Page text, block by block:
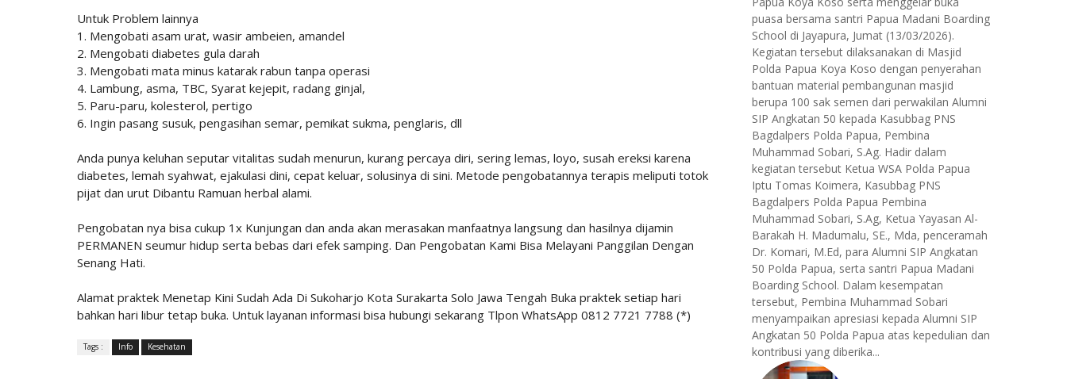
Untuk Problem lainnya
1. Mengobati asam urat, wasir ambeien, amandel
2. Mengobati diabetes gula darah
3. Mengobati mata minus katarak rabun tanpa operasi
4. Lambung, asma, TBC, Syarat kejepit, radang ginjal,
5. Paru-paru, kolesterol, pertigo
6. Ingin pasang susuk, pengasihan semar, pemikat sukma, penglaris, dll
Anda punya keluhan seputar vitalitas sudah menurun, kurang percaya diri, sering lemas, loyo, susah ereksi karena
diabetes, lemah syahwat, ejakulasi dini, cepat keluar, solusinya di sini. Metode pengobatannya terapis meliputi totok
pijat dan urut Dibantu Ramuan herbal alami.
Pengobatan nya bisa cukup 1x Kunjungan dan anda akan merasakan manfaatnya langsung dan hasilnya dijamin
PERMANEN seumur hidup serta bebas dari efek samping. Dan Pengobatan Kami Bisa Melayani Panggilan Dengan
Senang Hati.
Alamat praktek Menetap Kini Sudah Ada Di Sukoharjo Kota Surakarta Solo Jawa Tengah Buka praktek setiap hari
bahkan hari libur tetap buka. Untuk layanan informasi bisa hubungi sekarang Tlpon WhatsApp 0812 7721 7788 (*)
Tags : Info Kesehatan
puasa bersama santri Papua Madani Boarding
School di Jayapura, Jumat (13/03/2026).
Kegiatan tersebut dilaksanakan di Masjid
Polda Papua Koya Koso dengan penyerahan
bantuan material pembangunan masjid
berupa 100 sak semen dari perwakilan Alumni
SIP Angkatan 50 kepada Kasubbag PNS
Bagdalpers Polda Papua, Pembina
Muhammad Sobari, S.Ag. Hadir dalam
kegiatan tersebut Ketua WSA Polda Papua
Iptu Tomas Koimera, Kasubbag PNS
Bagdalpers Polda Papua Pembina
Muhammad Sobari, S.Ag, Ketua Yayasan Al-
Barakah H. Madumalu, SE., Mda, penceramah
Dr. Komari, M.Ed, para Alumni SIP Angkatan
50 Polda Papua, serta santri Papua Madani
Boarding School. Dalam kesempatan
tersebut, Pembina Muhammad Sobari
menyampaikan apresiasi kepada Alumni SIP
Angkatan 50 Polda Papua atas kepedulian dan
kontribusi yang diberika...